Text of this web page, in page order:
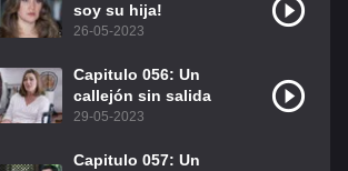
soy su hija!
26-05-2023
Capitulo 056: Un
callejón sin salida
29-05-2023
Capitulo 057: Un